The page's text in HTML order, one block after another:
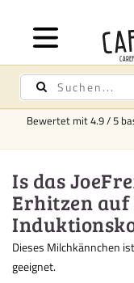
Bewertet mit4.9/5
Is das
Erhitzen auf
Dieses Milchkännchen
geeignet.